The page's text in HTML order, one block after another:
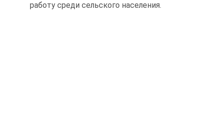
работу среди сельского населения.